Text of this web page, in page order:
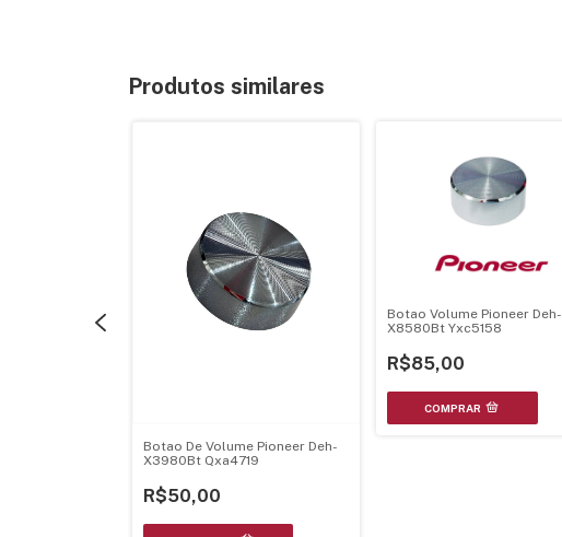
Produtos similares
Botao De Volume Pioneer Deh-
X3980Bt Qxa4719
R$50,00
Botao Volume Pioneer Deh-
X8580Bt Yxc5158
R$85,00